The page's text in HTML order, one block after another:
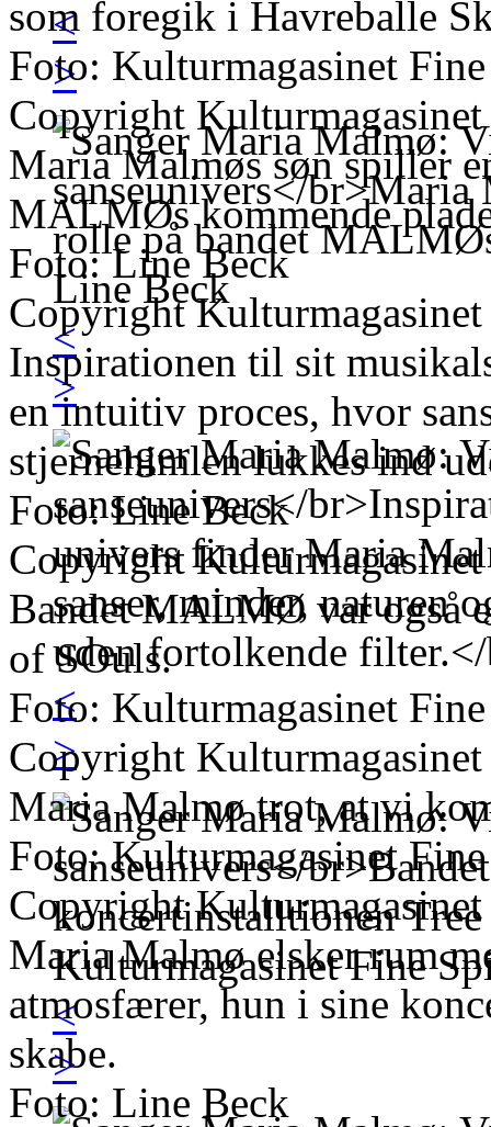
<
>
<
>
<
>
<
>
som foregik i Havreballe
Foto: Kulturmagasinet
Copyright
Maria Malmøs søn spiller
MALMØs kommende
Foto: Line Beck
Copyright
Inspirationen til sit
en intuitiv proces, hvor
stjernehimlen lukkes ind
Foto: Line Beck
Copyright
Bandet MALMØ var også
of SOuls.
Foto: Kulturmagasinet
Copyright
Maria Malmø trot, at vi
Foto: Kulturmagasinet
Copyright
Maria Malmø elsker rum
atmosfærer, hun i sine
skabe.
Foto: Line Beck